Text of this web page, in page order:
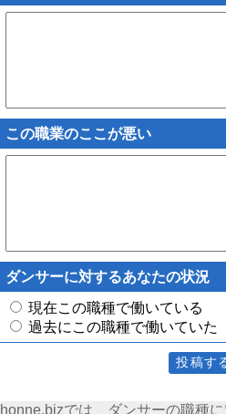
この職業のここが悪い
ダンサーに対するあなたの状況
現在この職種で働いている
過去にこの職種で働いていた
honne.bizでは、ダンサーの職種